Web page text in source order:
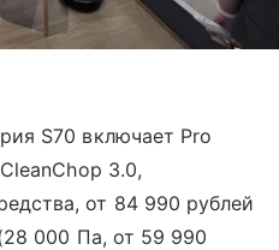
S70 включает Pro
3.0,
от 84 990 рублей
000 Па, от 59 990